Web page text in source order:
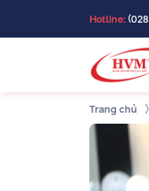
Hotline:
Trang chủ